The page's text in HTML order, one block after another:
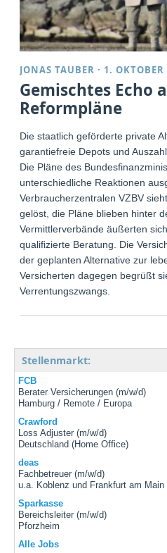
JONAS TAUBER · 1. OKTOBER
Gemischtes Echo
Reformpläne
Die staatlich geförderte private
garantiefreie Depots und
Die Pläne des
unterschiedliche Reaktionen
Verbraucherzentralen VZBV
gelöst, die Pläne blieben hinter
Vermittlerverbände äußerten
qualifizierte Beratung. Die
der geplanten Alternative zur
Versicherten dagegen begrüßt
Verrentungszwangs.
Stellenmarkt:
FCB
Berater Versicherungen (m/w/d)
Hamburg / Remote / Europa
Crawford
Loss Adjuster (m/w/d)
Deutschland (Home Office)
deas
Fachbetreuer (m/w/d)
u.a. Koblenz und Frankfurt am Main
Sparkasse
Bereichsleiter (m/w/d)
Pforzheim
Alle Jobs